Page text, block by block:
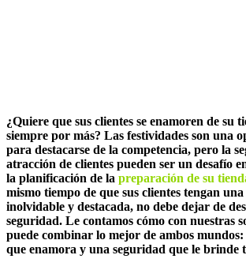
¿Quiere que sus clientes se enamoren de su
siempre por más? Las festividades son una
para destacarse de la competencia, pero la
atracción de clientes pueden ser un desafío
la planificación de la preparación de su
mismo tiempo de que sus clientes tengan
inolvidable y destacada, no debe dejar de
seguridad. Le contamos cómo con nuestras
puede combinar lo mejor de ambos
que enamora y una seguridad que le